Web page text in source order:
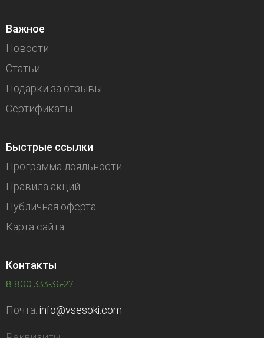
Важное
Новости
Статьи
Подарки за отзывы
Сертификаты
Быстрые ссылки
Программа лояльности
Правила акций
Публичная оферта
Карта сайта
Контакты
8 800 333-36-27
Почта: info@vsesoki.com